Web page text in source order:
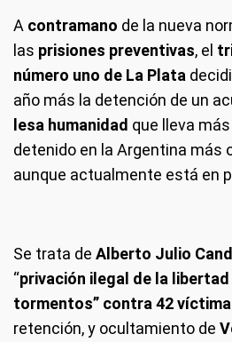
A contramano de la nueva
las prisiones preventivas, el
número uno de La Plata
año más la detención de un
lesa humanidad que lleva
detenido en la Argentina más
aunque actualmente está en
Se trata de Alberto Julio
“privación ilegal de la
tormentos” contra 42
retención, y ocultamiento de